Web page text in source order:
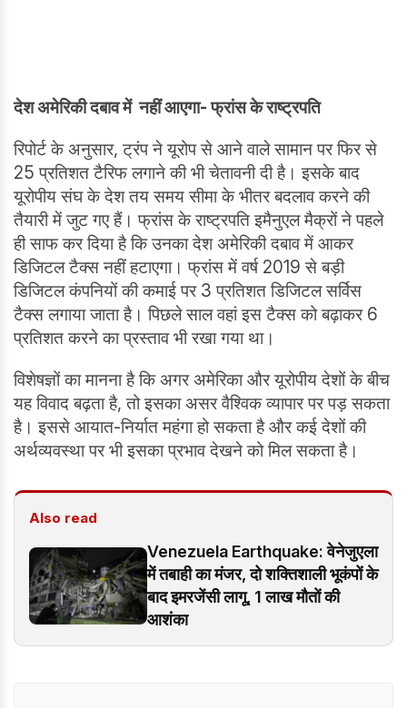
देश अमेरिकी दबाव में नहीं आएगा- फ्रांस के राष्ट्रपति
रिपोर्ट के अनुसार, ट्रंप ने यूरोप से आने वाले सामान पर फिर से
25 प्रतिशत टैरिफ लगाने की भी चेतावनी दी है। इसके बाद
यूरोपीय संघ के देश तय समय सीमा के भीतर बदलाव करने की
तैयारी में जुट गए हैं। फ्रांस के राष्ट्रपति इमैनुएल मैक्रों ने पहले
ही साफ कर दिया है कि उनका देश अमेरिकी दबाव में आकर
डिजिटल टैक्स नहीं हटाएगा। फ्रांस में वर्ष 2019 से बड़ी
डिजिटल कंपनियों की कमाई पर 3 प्रतिशत डिजिटल सर्विस
टैक्स लगाया जाता है। पिछले साल वहां इस टैक्स को बढ़ाकर 6
प्रतिशत करने का प्रस्ताव भी रखा गया था।
विशेषज्ञों का मानना है कि अगर अमेरिका और यूरोपीय देशों के बीच
यह विवाद बढ़ता है, तो इसका असर वैश्विक व्यापार पर पड़ सकता
है। इससे आयात-निर्यात महंगा हो सकता है और कई देशों की
अर्थव्यवस्था पर भी इसका प्रभाव देखने को मिल सकता है।
Also read
Venezuela Earthquake: वेनेजुएला
में तबाही का मंजर, दो शक्तिशाली भूकंपों के
बाद इमरजेंसी लागू, 1 लाख मौतों की
आशंका